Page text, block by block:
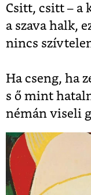
Csitt, csitt – a
a szava halk,
nincs
Ha cseng, ha
s ő mint
némán viseli